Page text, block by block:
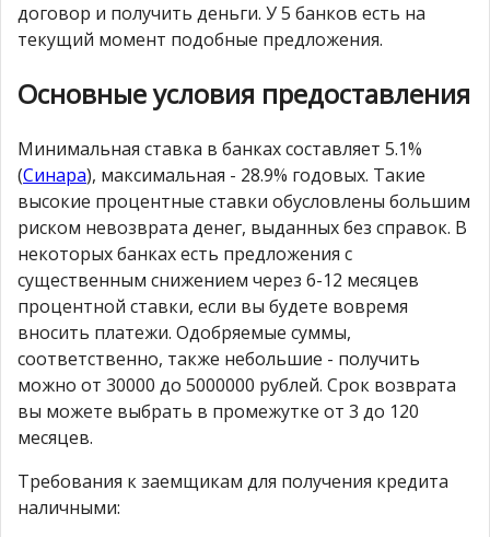
договор и получить деньги. У 5 банков есть на
текущий момент подобные предложения.
Основные условия предоставления
Минимальная ставка в банках составляет 5.1%
(Синара), максимальная - 28.9% годовых. Такие
высокие процентные ставки обусловлены большим
риском невозврата денег, выданных без справок. В
некоторых банках есть предложения с
существенным снижением через 6-12 месяцев
процентной ставки, если вы будете вовремя
вносить платежи. Одобряемые суммы,
соответственно, также небольшие - получить
можно от 30000 до 5000000 рублей. Срок возврата
вы можете выбрать в промежутке от 3 до 120
месяцев.
Требования к заемщикам для получения кредита
наличными: